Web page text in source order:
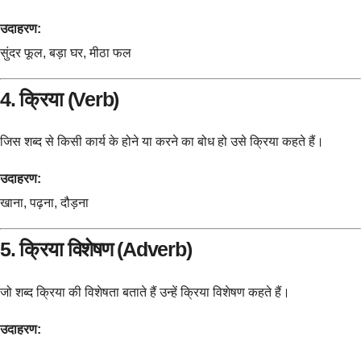
उदाहरण:
सुंदर फूल, बड़ा घर, मीठा फल
4. क्रिया (Verb)
जिस शब्द से किसी कार्य के होने या करने का बोध हो उसे क्रिया कहते हैं।
उदाहरण:
खाना, पढ़ना, दौड़ना
5. क्रिया विशेषण (Adverb)
जो शब्द क्रिया की विशेषता बताते हैं उन्हें क्रिया विशेषण कहते हैं।
उदाहरण: